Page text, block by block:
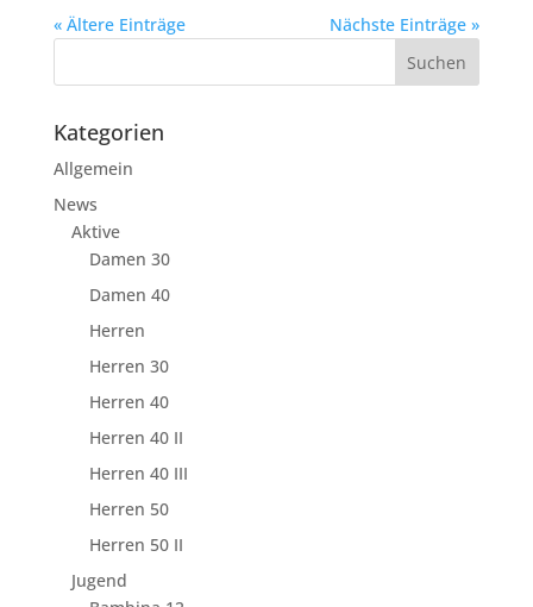
« Ältere Einträge Nächste Einträge »
Kategorien
Allgemein
News
Aktive
Damen 30
Damen 40
Herren
Herren 30
Herren 40
Herren 40 II
Herren 40 III
Herren 50
Herren 50 II
Jugend